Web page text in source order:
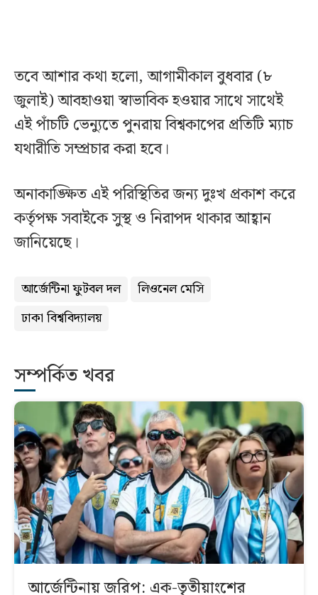
তবে আশার কথা হলো, আগামীকাল বুধবার (৮
জুলাই) আবহাওয়া স্বাভাবিক হওয়ার সাথে সাথেই
এই পাঁচটি ভেন্যুতে পুনরায় বিশ্বকাপের প্রতিটি ম্যাচ
যথারীতি সম্প্রচার করা হবে।
অনাকাঙ্ক্ষিত এই পরিস্থিতির জন্য দুঃখ প্রকাশ করে
কর্তৃপক্ষ সবাইকে সুস্থ ও নিরাপদ থাকার আহ্বান
জানিয়েছে।
আর্জেন্টিনা ফুটবল দল
লিওনেল মেসি
ঢাকা বিশ্ববিদ্যালয়
সম্পর্কিত খবর
আর্জেন্টিনায় জরিপ: এক-তৃতীয়াংশের